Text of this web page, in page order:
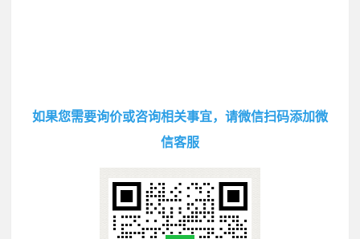
如果您需要询价或咨询相关事宜，请微信扫码添加微
信客服